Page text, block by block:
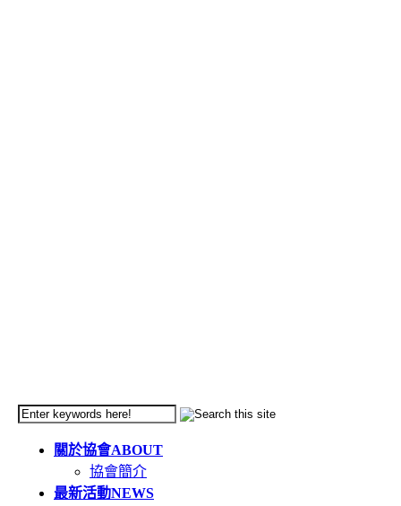
關於協會ABOUT
協會簡介
最新活動NEWS